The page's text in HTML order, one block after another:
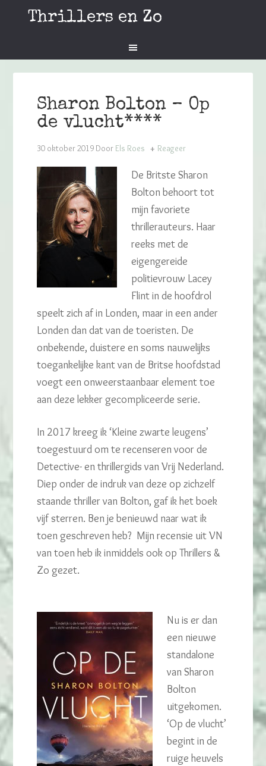
Thrillers en Zo
Sharon Bolton – Op
de vlucht****
30 oktober 2019 Door Els Roes Reageer
De Britste Sharon
Bolton behoort tot
mijn favoriete
thrillerauteurs. Haar
reeks met de
eigengereide
politievrouw Lacey
Flint in de hoofdrol
speelt zich af in Londen, maar in een ander
Londen dan dat van de toeristen. De
onbekende, duistere en soms nauwelijks
toegankelijke kant van de Britse hoofdstad
voegt een onweerstaanbaar element toe
aan deze lekker gecompliceerde serie.
In 2017 kreeg ik ‘Kleine zwarte leugens’
toegestuurd om te recenseren voor de
Detective- en thrillergids van Vrij Nederland.
Diep onder de indruk van deze op zichzelf
staande thriller van Bolton, gaf ik het boek
vijf sterren. Ben je benieuwd naar wat ik
toen geschreven heb? Mijn recensie uit VN
van toen heb ik inmiddels ook op Thrillers &
Zo gezet.
Nu is er dan
een nieuwe
standalone
van Sharon
Bolton
uitgekomen.
‘Op de vlucht’
begint in de
ruige heuvels